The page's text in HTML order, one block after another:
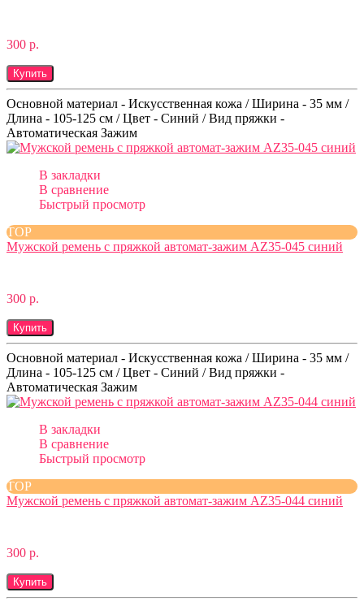
300 р.
Купить
Основной материал - Искусственная кожа / Ширина - 35 мм /
Длина - 105-125 см / Цвет - Синий / Вид пряжки -
Автоматическая Зажим
В закладки
В сравнение
Быстрый просмотр
TOP
Мужской ремень с пряжкой автомат-зажим AZ35-045 синий
300 р.
Купить
Основной материал - Искусственная кожа / Ширина - 35 мм /
Длина - 105-125 см / Цвет - Синий / Вид пряжки -
Автоматическая Зажим
В закладки
В сравнение
Быстрый просмотр
TOP
Мужской ремень с пряжкой автомат-зажим AZ35-044 синий
300 р.
Купить